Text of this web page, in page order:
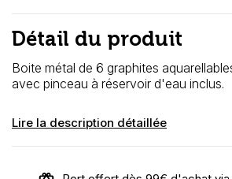
Détail du produit
Boite métal de 6 graphites
avec pinceau à réservoir d'eau inclus.
Lire la description détaillée